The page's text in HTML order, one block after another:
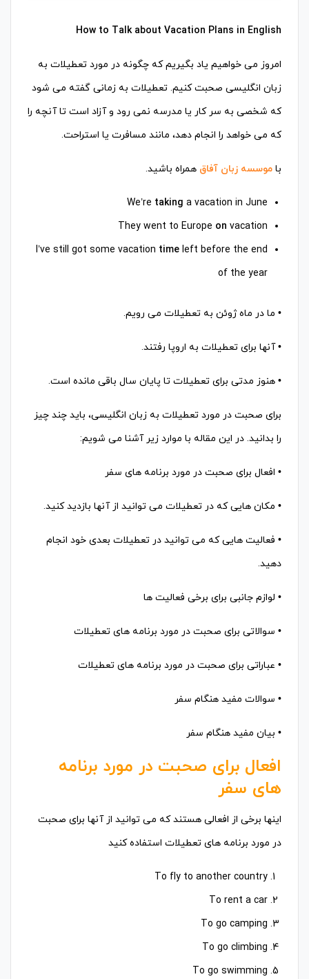
How to Talk about Vacation Plans in English
امروز می خواهیم یاد بگیریم که چگونه در مورد تعطیلات به
زبان انگلیسی صحبت کنیم. تعطیلات به زمانی گفته می شود
که شخصی به سر کار یا مدرسه نمی رود و آزاد است تا آنچه را
که می خواهد را انجام دهد، مانند مسافرت یا استراحت.
با موسسه زبان آفاق همراه باشید.
We’re taking a vacation in June
They went to Europe on vacation
I’ve still got some vacation time left before the end
of the year
• ما در ماه ژوئن به تعطیلات می رویم.
• آنها برای تعطیلات به اروپا رفتند.
• هنوز مدتی برای تعطیلات تا پایان سال باقی مانده است.
برای صحبت در مورد تعطیلات به زبان انگلیسی، باید چند چیز
را بدانید. در این مقاله با موارد زیر آشنا می شویم:
• افعال برای صحبت در مورد برنامه های سفر
• مکان هایی که در تعطیلات می توانید از آنها بازدید کنید.
• فعالیت هایی که می توانید در تعطیلات بعدی خود انجام
دهید.
• لوازم جانبی برای برخی فعالیت ها
• سوالاتی برای صحبت در مورد برنامه های تعطیلات
• عباراتی برای صحبت در مورد برنامه های تعطیلات
• سوالات مفید هنگام سفر
• بیان مفید هنگام سفر
افعال برای صحبت در مورد برنامه
های سفر
اینها برخی از افعالی هستند که می توانید از آنها برای صحبت
در مورد برنامه های تعطیلات استفاده کنید
To fly to another country
To rent a car
To go camping
To go climbing
To go swimming